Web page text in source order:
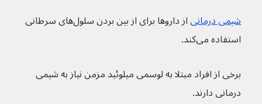
شیمی درمانی
از داروها برای از بین بردن سلول‌های سرطانی
استفاده می‌کند.
برخی از افراد مبتلا به لوسمی میلوئید مزمن نیاز به شیمی
درمانی دارند.